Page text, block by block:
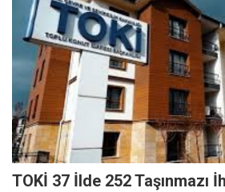
TOKİ 37 İlde 252 Taşınmazı